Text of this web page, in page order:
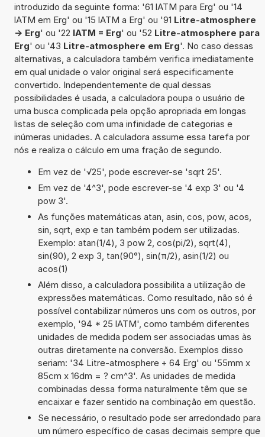
introduzido da seguinte forma: '61 lATM para Erg' ou '14
lATM em Erg' ou '15 lATM a Erg' ou '91 Litre-atmosphere
-> Erg' ou '22 lATM = Erg' ou '52 Litre-atmosphere para
Erg' ou '43 Litre-atmosphere em Erg'. No caso dessas
alternativas, a calculadora também verifica imediatamente
em qual unidade o valor original será especificamente
convertido. Independentemente de qual dessas
possibilidades é usada, a calculadora poupa o usuário de
uma busca complicada pela opção apropriada em longas
listas de seleção com uma infinidade de categorias e
inúmeras unidades. A calculadora assume essa tarefa por
nós e realiza o cálculo em uma fração de segundo.
Em vez de '√25', pode escrever-se 'sqrt 25'.
Em vez de '4^3', pode escrever-se '4 exp 3' ou '4
pow 3'.
As funções matemáticas atan, asin, cos, pow, acos,
sin, sqrt, exp e tan também podem ser utilizadas.
Exemplo: atan(1/4), 3 pow 2, cos(pi/2), sqrt(4),
sin(90), 2 exp 3, tan(90°), sin(π/2), asin(1/2) ou
acos(1)
Além disso, a calculadora possibilita a utilização de
expressões matemáticas. Como resultado, não só é
possível contabilizar números uns com os outros, por
exemplo, '94 * 25 lATM', como também diferentes
unidades de medida podem ser associadas umas às
outras diretamente na conversão. Exemplos disso
seriam: '34 Litre-atmosphere + 64 Erg' ou '55mm x
85cm x 16dm = ? cm^3'. As unidades de medida
combinadas dessa forma naturalmente têm que se
encaixar e fazer sentido na combinação em questão.
Se necessário, o resultado pode ser arredondado para
um número específico de casas decimais sempre que